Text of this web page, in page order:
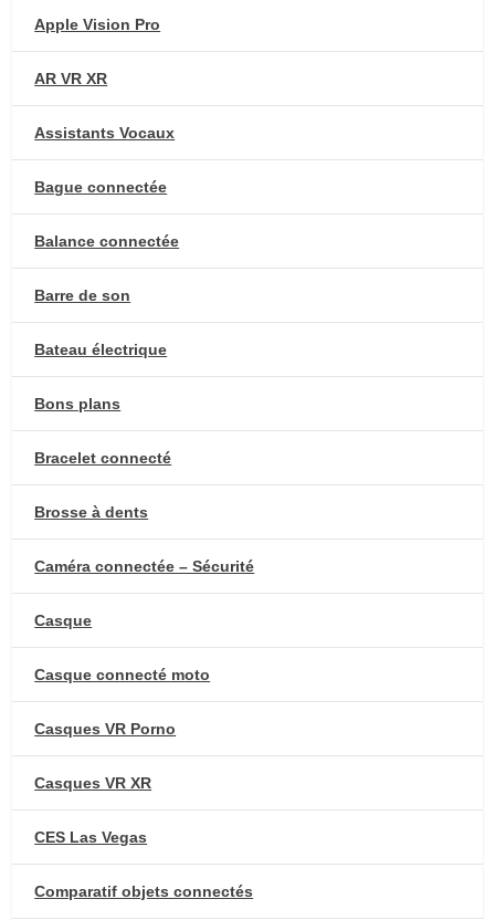
Apple Vision Pro
AR VR XR
Assistants Vocaux
Bague connectée
Balance connectée
Barre de son
Bateau électrique
Bons plans
Bracelet connecté
Brosse à dents
Caméra connectée – Sécurité
Casque
Casque connecté moto
Casques VR Porno
Casques VR XR
CES Las Vegas
Comparatif objets connectés